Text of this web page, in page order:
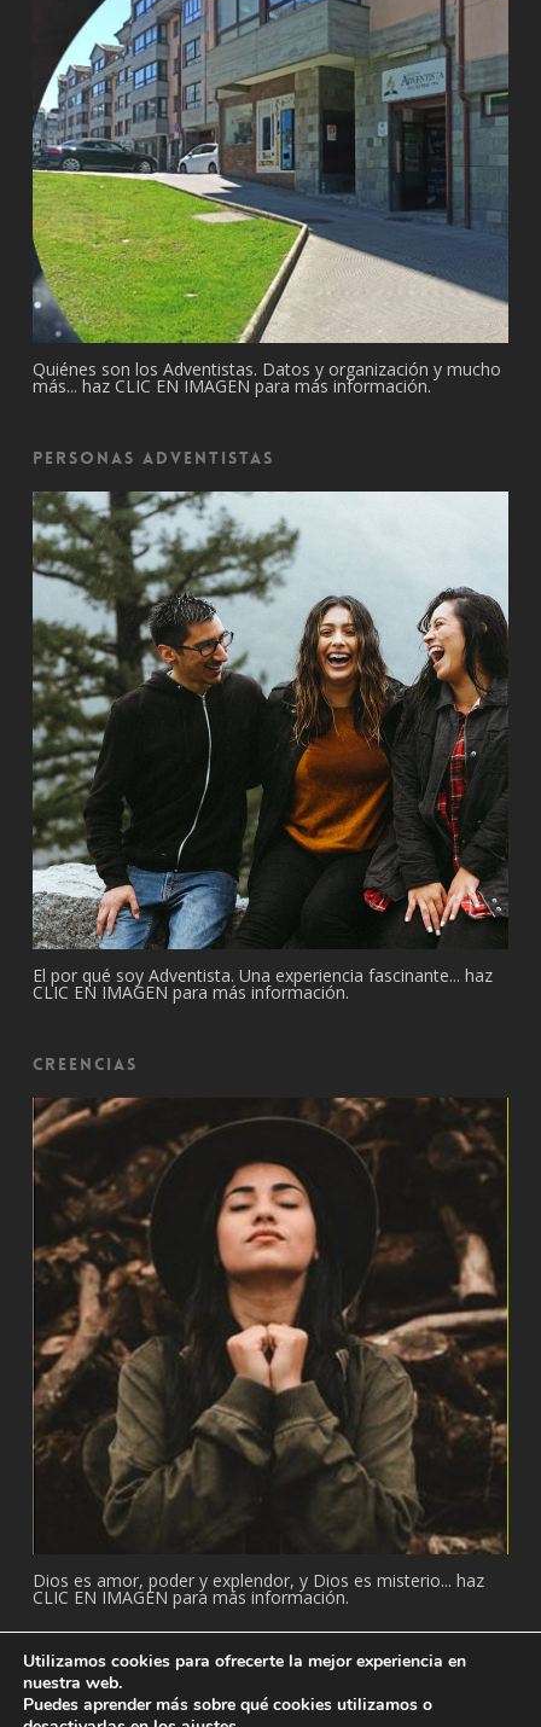
Quiénes son los Adventistas. Datos y organización y mucho
más... haz CLIC EN IMAGEN para más información.
Personas Adventistas
El por qué soy Adventista. Una experiencia fascinante... haz
CLIC EN IMAGEN para más información.
Creencias
Dios es amor, poder y explendor, y Dios es misterio... haz
CLIC EN IMAGEN para más información.
© 2026 Adventista: Temple. Todos los derechos reservados.
Utilizamos cookies para ofrecerte la mejor experiencia en
nuestra web.
Puedes aprender más sobre qué cookies utilizamos o